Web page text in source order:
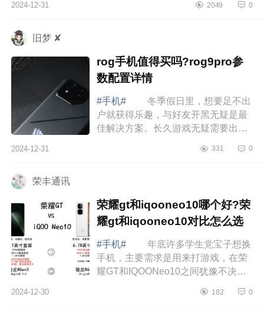
荣耀手机也是不错的选择，下面小编
2024-12-31 2049 0
旧梦 ✘
rog手机值得买吗?rog9pro参
数配置详情
#手机#
冬季假日里，想要足不出
户就获得乐趣，与好友开黑无疑是最
佳解决方案。长久游戏无疑需要出色
表现。作为目前开黑装备的独一档选
2024-12-31 331 0
荣丰通讯
荣耀gt和iqooneo10哪个好?荣
耀gt和iqooneo10对比怎么选
#手机#
年底许多学生党宝子想换
手机，主要需求是用来打游戏，在荣
耀GT和IQOONeo10之间犹豫不决，
iqooneo10哪个好?荣耀gt和
2024-12-30 182 0